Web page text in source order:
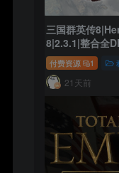
三国群英传
8|2.3.1|整合全
付费资源 1
21天前